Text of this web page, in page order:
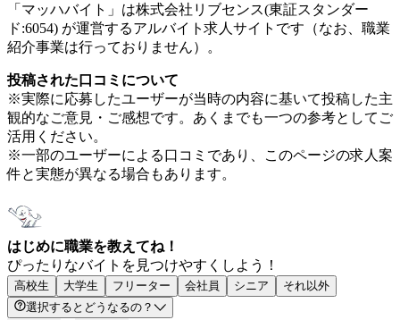
「マッハバイト」は株式会社リブセンス(東証スタンダー
ド:6054) が運営するアルバイト求人サイトです（なお、職業
紹介事業は行っておりません）。
投稿された口コミについて
※実際に応募したユーザーが当時の内容に基いて投稿した主
観的なご意見・ご感想です。あくまでも一つの参考としてご
活用ください。
※一部のユーザーによる口コミであり、このページの求人案
件と実態が異なる場合もあります。
はじめに職業を教えてね！
ぴったりなバイトを見つけやすくしよう！
高校生 大学生 フリーター 会社員 シニア
それ以外
選択するとどうなるの？